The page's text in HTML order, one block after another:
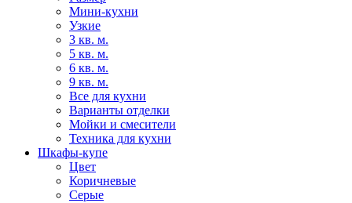
Мини-кухни
Узкие
3 кв. м.
5 кв. м.
6 кв. м.
9 кв. м.
Все для кухни
Варианты отделки
Мойки и смесители
Техника для кухни
Шкафы-купе
Цвет
Коричневые
Серые